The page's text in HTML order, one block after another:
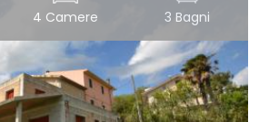
4 Camere 3 Bagni